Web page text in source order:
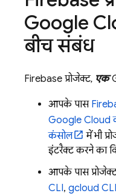
Google
बीच संबंध
Firebase प्रोजेक्ट, एक
आपके पास
Google Cloud
कंसोल
में भी
इंटरैक्ट करने का
आपके पास
CLI, gcloud CLI